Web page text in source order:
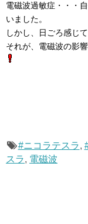
電磁波過敏症・・・
いました。
しかし、日ごろ感じ
それが、電磁波の影
#ニコラテスラ,
スラ, 電磁波